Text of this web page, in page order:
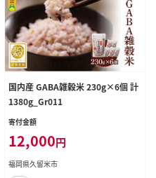
国内産 GABA雑穀米 230g×6個 計
1380g_Gr011
寄付金額
12,000円
福岡県久留米市